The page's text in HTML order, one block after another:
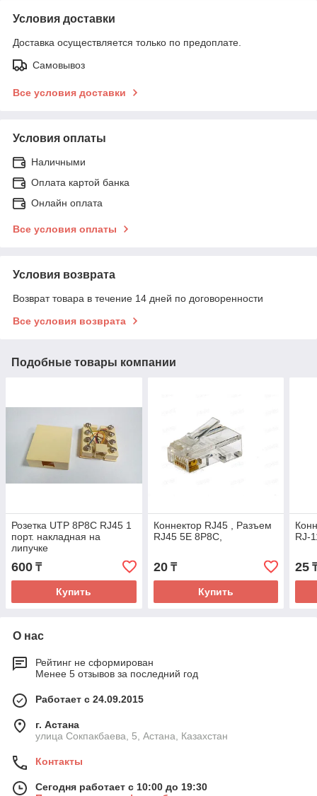
Условия доставки
Доставка осуществляется только по предоплате.
Самовывоз
Все условия доставки
Условия оплаты
Наличными
Оплата картой банка
Онлайн оплата
Все условия оплаты
Условия возврата
Возврат товара в течение 14 дней по договоренности
Все условия возврата
Подобные товары компании
Розетка UTP 8P8C RJ45 1
порт. накладная на
липучке
600 ₸
Купить
Коннектор RJ45 , Разъем
RJ45 5E 8P8C,
20₸
Купить
RJ-
25
О нас
Рейтинг не сформирован
Менее 5 отзывов за последний год
Работает с 24.09.2015
г. Астана
улица Сокпакбаева, 5, Астана, Казахстан
Контакты
Сегодня работает с 10:00 до 19:30